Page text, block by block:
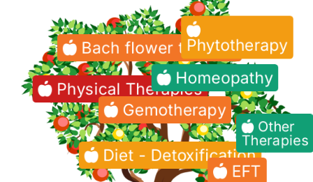
Evenimente
Shop
Tratamente naturale
Iubim fructele
Bach flower therapy
Physical Therapies
Phytotherapy
Homeopathy
Diet - Detoxification
Gemotherapy
EFT
Other
Therapies